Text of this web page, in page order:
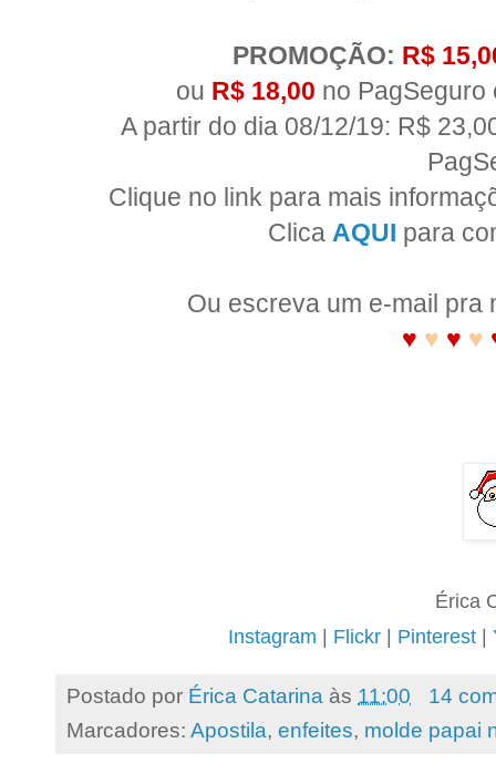
PROMOÇÃO: R$
ou R$ 18,00 no PagSeguro
A partir do dia 08/12/19: R$
Clique no link para mais
Clica AQUI para
Ou escreva um e-mail pra
♥ ♥ ♥ ♥
Érica
Instagram | Flickr| Pinterest|
Postado por Érica Catarina às 11:00
14
Marcadores: Apostila, enfeites, molde papai